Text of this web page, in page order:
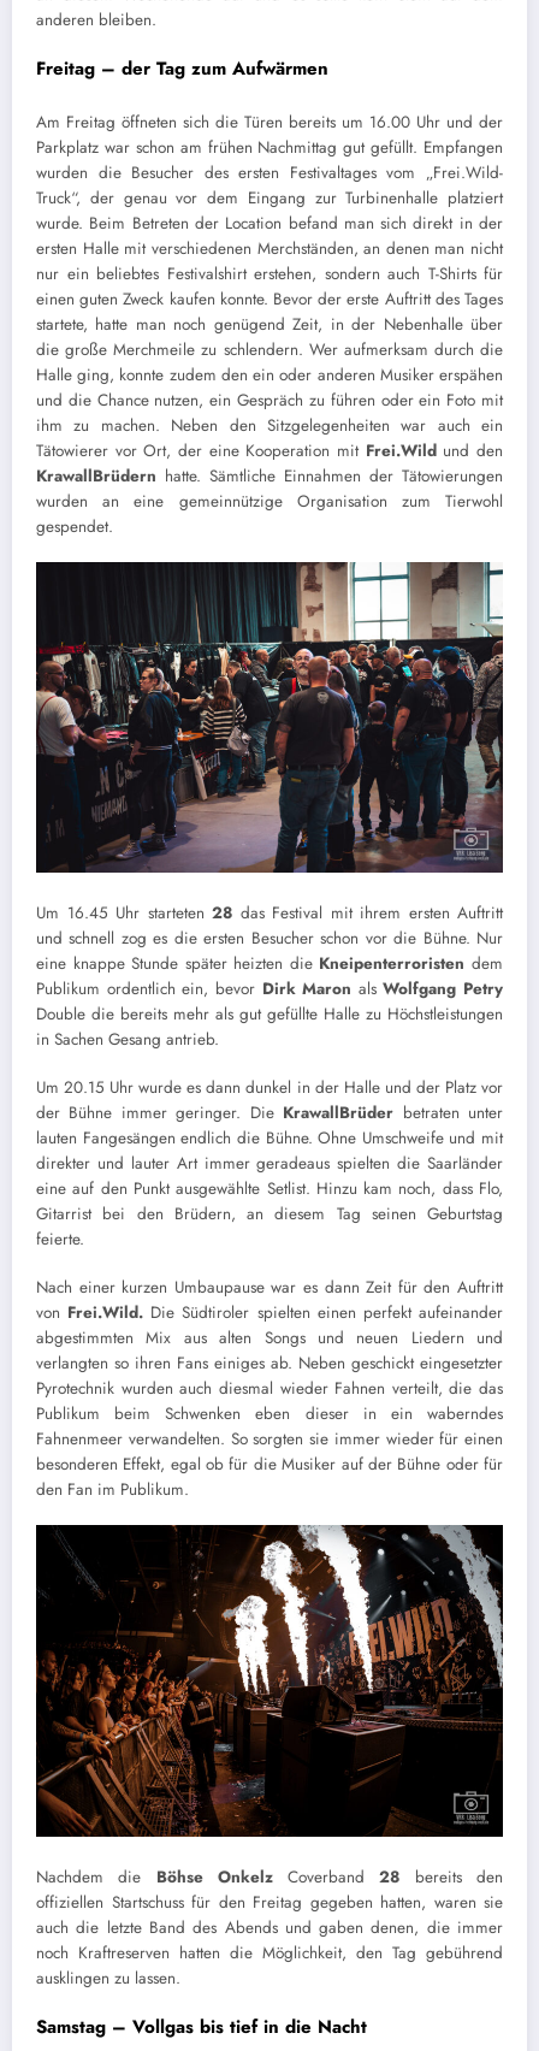
anderen bleiben.
Freitag – der Tag zum Aufwärmen
Am Freitag öffneten sich die Türen bereits um 16.00 Uhr und der
Parkplatz war schon am frühen Nachmittag gut gefüllt. Empfangen
wurden die Besucher des ersten Festivaltages vom „Frei.Wild-
Truck“, der genau vor dem Eingang zur Turbinenhalle platziert
wurde. Beim Betreten der Location befand man sich direkt in der
ersten Halle mit verschiedenen Merchständen, an denen man nicht
nur ein beliebtes Festivalshirt erstehen, sondern auch T-Shirts für
einen guten Zweck kaufen konnte. Bevor der erste Auftritt des Tages
startete, hatte man noch genügend Zeit, in der Nebenhalle über
die große Merchmeile zu schlendern. Wer aufmerksam durch die
Halle ging, konnte zudem den ein oder anderen Musiker erspähen
und die Chance nutzen, ein Gespräch zu führen oder ein Foto mit
ihm zu machen. Neben den Sitzgelegenheiten war auch ein
Tätowierer vor Ort, der eine Kooperation mit Frei.Wild und den
KrawallBrüdern hatte. Sämtliche Einnahmen der Tätowierungen
wurden an eine gemeinnützige Organisation zum Tierwohl
gespendet.
Um 16.45 Uhr starteten 28 das Festival mit ihrem ersten Auftritt
und schnell zog es die ersten Besucher schon vor die Bühne. Nur
eine knappe Stunde später heizten die Kneipenterroristen dem
Publikum ordentlich ein, bevor Dirk Maron alsWolfgang Petry
Double die bereits mehr als gut gefüllte Halle zu Höchstleistungen
in Sachen Gesang antrieb.
Um 20.15 Uhr wurde es dann dunkel in der Halle und der Platz vor
der Bühne immer geringer. Die KrawallBrüder betraten unter
lauten Fangesängen endlich die Bühne. Ohne Umschweife und mit
direkter und lauter Art immer geradeaus spielten die Saarländer
eine auf den Punkt ausgewählte Setlist. Hinzu kam noch, dass Flo,
Gitarrist bei den Brüdern, an diesem Tag seinen Geburtstag
feierte.
Nach einer kurzen Umbaupause war es dann Zeit für den Auftritt
von Frei.Wild. Die Südtiroler spielten einen perfekt aufeinander
abgestimmten Mix aus alten Songs und neuen Liedern und
verlangten so ihren Fans einiges ab. Neben geschickt eingesetzter
Pyrotechnik wurden auch diesmal wieder Fahnen verteilt, die das
Publikum beim Schwenken eben dieser in ein waberndes
Fahnenmeer verwandelten. So sorgten sie immer wieder für einen
besonderen Effekt, egal ob für die Musiker auf der Bühne oder für
den Fan im Publikum.
Nachdem die Böhse OnkelzCoverband28 bereits den
offiziellen Startschuss für den Freitag gegeben hatten, waren sie
auch die letzte Band des Abends und gaben denen, die immer
noch Kraftreserven hatten die Möglichkeit, den Tag gebührend
ausklingen zu lassen.
Samstag – Vollgas bis tief in die Nacht